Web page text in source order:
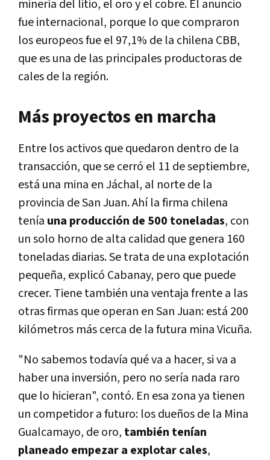
minería del litio, el oro y el cobre. El anuncio
fue internacional, porque lo que compraron
los europeos fue el 97,1% de la chilena CBB,
que es una de las principales productoras de
cales de la región.
Más proyectos en marcha
Entre los activos que quedaron dentro de la
transacción, que se cerró el 11 de septiembre,
está una mina en Jáchal, al norte de la
provincia de San Juan. Ahí la firma chilena
tenía una producción de 500 toneladas, con
un solo horno de alta calidad que genera 160
toneladas diarias. Se trata de una explotación
pequeña, explicó Cabanay, pero que puede
crecer. Tiene también una ventaja frente a las
otras firmas que operan en San Juan: está 200
kilómetros más cerca de la futura mina Vicuña.
"No sabemos todavía qué va a hacer, si va a
haber una inversión, pero no sería nada raro
que lo hicieran", contó. En esa zona ya tienen
un competidor a futuro: los dueños de la Mina
Gualcamayo, de oro, también tenían
planeado empezar a explotar cales,